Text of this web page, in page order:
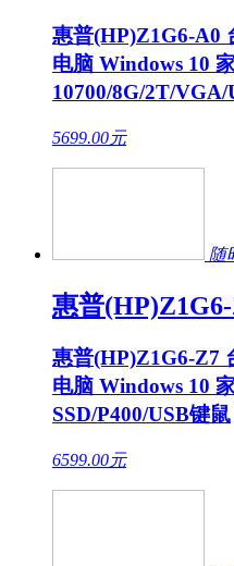
惠普(HP)Z1G6-A0
电脑 Windows 10
10700/8G/2T/VGA/
5699.00元
随
惠普
惠普(HP)Z1G6-Z7
电脑 Windows 10
SSD/P400/USB键鼠
6599.00元